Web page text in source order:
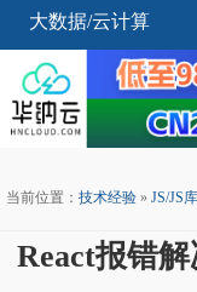
大数据/云计算
当前位置： 技术经验 » JS/JS
React报错